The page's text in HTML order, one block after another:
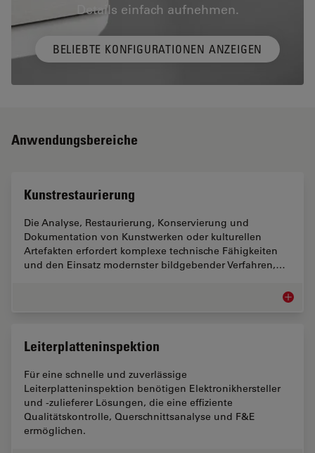
Details einfach aufnehmen.
BELIEBTE KONFIGURATIONEN ANZEIGEN
Anwendungsbereiche
Kunstrestaurierung
Die Analyse, Restaurierung, Konservierung und
Dokumentation von Kunstwerken oder kulturellen
Artefakten erfordert komplexe technische Fähigkeiten
und den Einsatz modernster bildgebender Verfahren,…
Leiterplatteninspektion
Für eine schnelle und zuverlässige
Leiterplatteninspektion benötigen Elektronikhersteller
und -zulieferer Lösungen, die eine effiziente
Qualitätskontrolle, Querschnittsanalyse und F&E
ermöglichen.